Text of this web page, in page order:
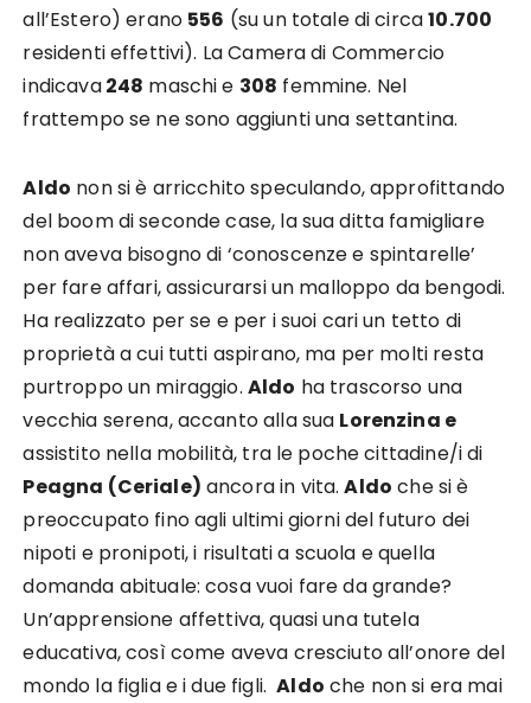
all’Estero) erano 556 (su un totale di circa10.700
residenti effettivi). La Camera di Commercio
indicava248 maschi e 308 femmine. Nel
frattempo se ne sono aggiunti una settantina.
Aldo non si è arricchito speculando, approfittando
del boom di seconde case, la sua ditta famigliare
non aveva bisogno di ‘conoscenze e spintarelle’
per fare affari, assicurarsi un malloppo da bengodi.
Ha realizzato per se e per i suoi cari un tetto di
proprietà a cui tutti aspirano, ma per molti resta
purtroppo un miraggio. Aldo ha trascorso una
vecchia serena, accanto alla sua Lorenzina e
assistito nella mobilità, tra le poche cittadine/i di
Peagna (Ceriale) ancora in vita.Aldo che si è
preoccupato fino agli ultimi giorni del futuro dei
nipoti e pronipoti, i risultati a scuola e quella
domanda abituale: cosa vuoi fare da grande?
Un’apprensione affettiva, quasi una tutela
educativa, così come aveva cresciuto all’onore del
mondo la figlia e i due figli.Aldo che non si era mai